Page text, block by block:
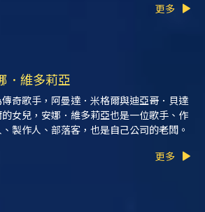
更多
．維多莉亞
奇歌手，阿曼達．米格爾與迪亞哥．貝達
女兒，安娜．維多莉亞也是一位歌手、作
製作人、部落客，也是自己公司的老闆。
更多